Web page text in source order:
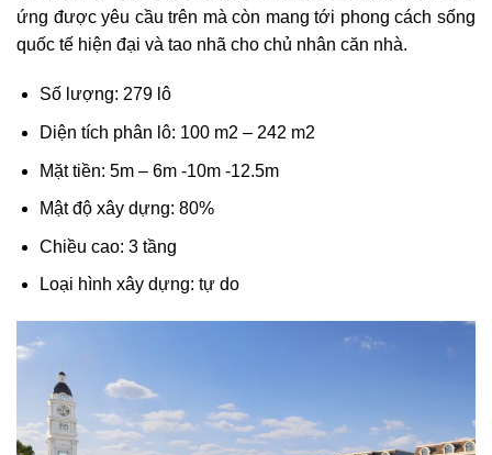
ứng được yêu cầu trên mà còn mang tới phong cách sống
quốc tế hiện đại và tao nhã cho chủ nhân căn nhà.
Số lượng: 279 lô
Diện tích phân lô: 100 m2 – 242 m2
Mặt tiền: 5m – 6m -10m -12.5m
Mật độ xây dựng: 80%
Chiều cao: 3 tầng
Loại hình xây dựng: tự do